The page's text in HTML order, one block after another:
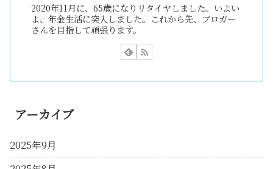
2020年11月に、65歳になりリタイヤしました。いよい
よ、年金生活に突入しました。これから先、ブロガー
さんを目指して頑張ります。
アーカイブ
2025年9月